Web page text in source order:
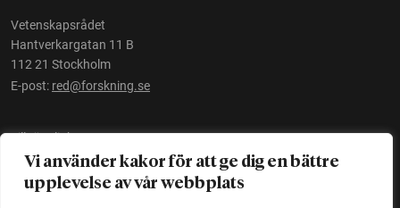
Vi använder kakor för att ge dig en bättre
upplevelse av vår webbplats
Vetenskapsrådet
Hantverkargatan 11 B
112 21 Stockholm
E-post: red@forskning.se
Tillgänglighet
Ett initiativ avVetenskapsrådet